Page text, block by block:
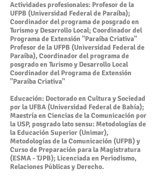
Actividades profesionales: Profesor de la
UFPB (Universidad Federal de Paraíba);
Coordinador del programa de posgrado en
Turismo y Desarrollo Local; Coordinador del
Programa de Extensión "Paraíba Criativa"
Profesor de la UFPB (Universidad Federal de
Paraíba), Coordinador del programa de
posgrado en Turismo y Desarrollo Local
Coordinador del Programa de Extensión
"Paraíba Criativa"
Educación: Doctorado en Cultura y Sociedad
por la UFBA (Universidad Federal de Bahía);
Maestría en Ciencias de la Comunicación por
la USP, posgrado lato sensu: Metodologías de
la Educación Superior (Unimar),
Metodologías de la Comunicación (UFPB) y
Curso de Preparación para la Magistratura
(ESMA - TJPB); Licenciada en Periodismo,
Relaciones Públicas y Derecho.